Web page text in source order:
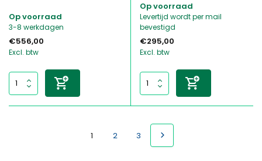
Op voorraad
3-8 werkdagen
€556,00
Excl. btw
Op voorraad
Levertijd wordt per mail
bevestigd
€295,00
Excl. btw
1 2 3